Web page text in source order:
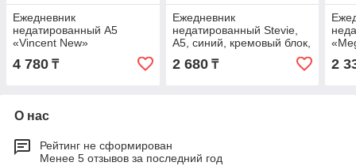
Ежедневник
недатированный А5
«Vincent New»
4 780 ₸
Ежедневник
недатированный Stevie,
А5, синий, кремовый блок,
без обреза
2 680₸ 2
О нас
Рейтинг не сформирован
Менее 5 отзывов за последний год